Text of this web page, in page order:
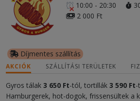
10:00 - 20:30
2 000 Ft
Díjmentes szállítás
AKCIÓK SZÁLLÍTÁSI TERÜLETEK
Gyros tálak 3 650 Ft-tól, tortillák 3 590 Ft-
Hamburgerek, hot-dogok, frissensültek a